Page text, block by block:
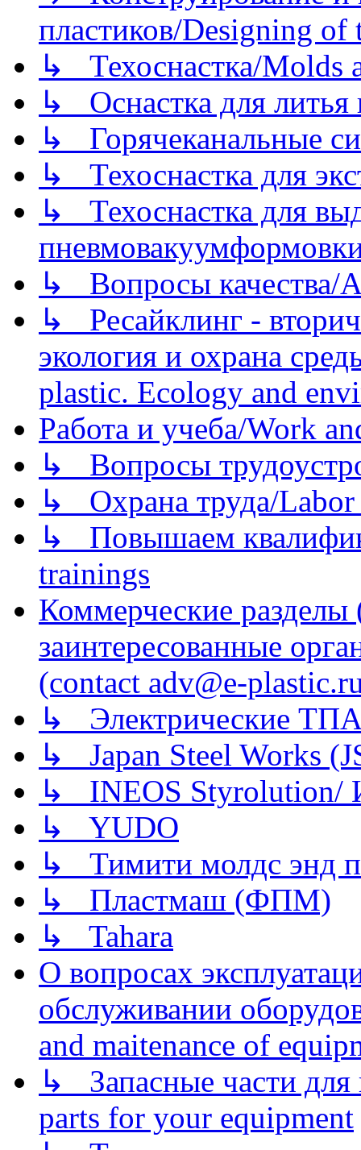
пластиков/Designing of
↳ Техоснастка/Molds
↳ Оснастка для литья
↳ Горячеканальные
↳ Техоснастка для
↳ Техоснастка для
↳ Вопросы качества/
↳ Ресайклинг -
экология и охрана
plastic. Ecology and
Работа и учеба/Work
↳ Вопросы
↳ Охрана труда/Labor
↳ Повышаем
trainings
Коммерческие
заинтересованные
(contact adv@e-
↳ Электрические
↳ Japan Steel Works
↳ INEOS
↳ YUDO
↳ Тимити молдс энд
↳ Пластмаш (ФПМ)
↳ Tahara
О вопросах
обслуживании
and maitenance of
↳ Запасные части для
parts for your equipment